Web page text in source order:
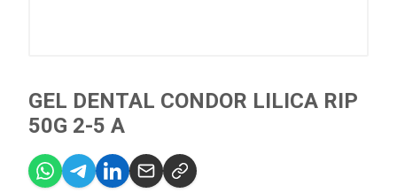
GEL DENTAL CONDOR LILICA RIP
50G 2-5 A